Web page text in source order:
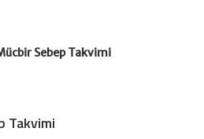
Sebep Takvimi
Takvimi